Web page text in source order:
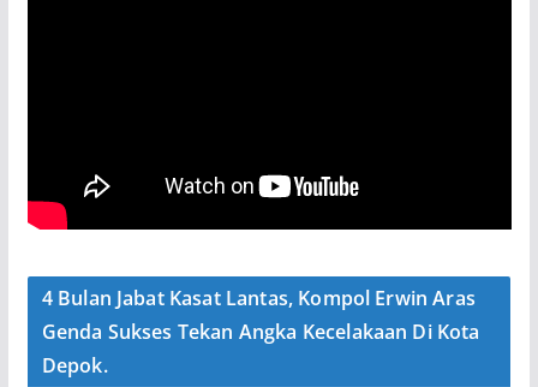
4 Bulan Jabat Kasat Lantas, Kompol Erwin Aras
Genda Sukses Tekan Angka Kecelakaan Di Kota
Depok.